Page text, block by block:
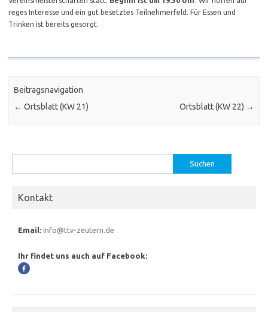
reges Interesse und ein gut besetztes Teilnehmerfeld. Für Essen und
Trinken ist bereits gesorgt.
Beitragsnavigation
← Ortsblatt (KW 21) Ortsblatt (KW 22) →
nach:
Kontakt
Email: info@ttv-zeutern.de
Ihr findet uns auch auf Facebook: